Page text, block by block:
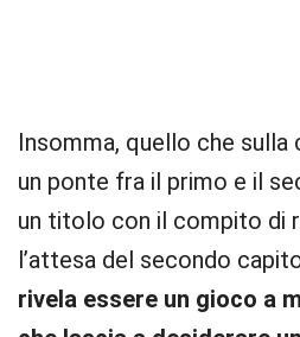
Insomma, quello che sulla
un ponte fra il primo e il
un titolo con il compito di
l’attesa del secondo
rivela essere un gioco a